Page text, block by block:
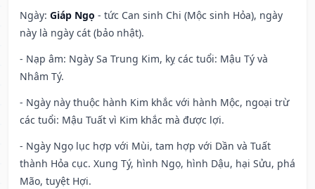
Ngày: Giáp Ngọ - tức Can sinh Chi (Mộc sinh Hỏa), ngày
này là ngày cát (bảo nhật).
- Nạp âm: Ngày Sa Trung Kim, kỵ các tuổi: Mậu Tý và
Nhâm Tý.
- Ngày này thuộc hành Kim khắc với hành Mộc, ngoại trừ
các tuổi: Mậu Tuất vì Kim khắc mà được lợi.
- Ngày Ngọ lục hợp với Mùi, tam hợp với Dần và Tuất
thành Hỏa cục. Xung Tý, hình Ngọ, hình Dậu, hại Sửu, phá
Mão, tuyệt Hợi.